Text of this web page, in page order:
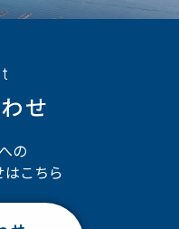
せ
の
こちら